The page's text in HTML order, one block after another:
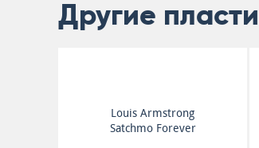
Другие
Louis Armstrong
Satchmo Forever